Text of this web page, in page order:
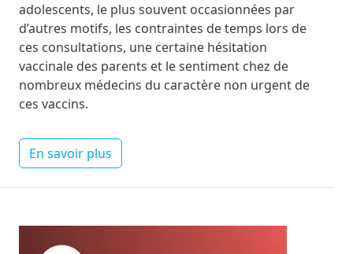
adolescents, le plus souvent occasionnées par
d’autres motifs, les contraintes de temps lors de
ces consultations, une certaine hésitation
vaccinale des parents et le sentiment chez de
nombreux médecins du caractère non urgent de
ces vaccins.
En savoir plus